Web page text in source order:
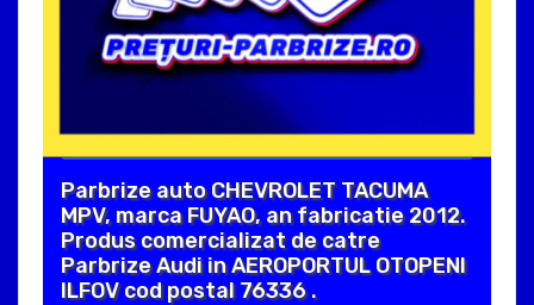
Parbrize auto CHEVROLET TACUMA
MPV, marca FUYAO, an fabricatie 2012.
Produs comercializat de catre
Parbrize Audi in AEROPORTUL OTOPENI
ILFOV cod postal 76336 .